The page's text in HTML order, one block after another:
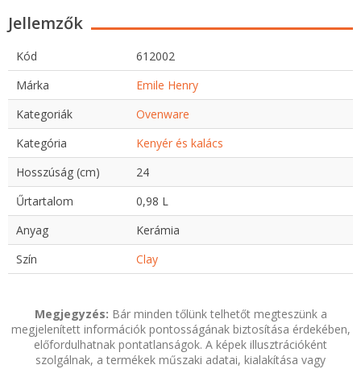
Jellemzők
Kód
612002
Márka
Emile Henry
Kategoriák
Ovenware
Kategória
Kenyér és kalács
Hosszúság (cm)
24
Űrtartalom
0,98 L
Anyag
Kerámia
Szín
Clay
Megjegyzés: Bár minden tőlünk telhetőt megteszünk a
megjelenített információk pontosságának biztosítása érdekében,
előfordulhatnak pontatlanságok. A képek illusztrációként
szolgálnak, a termékek műszaki adatai, kialakítása vagy